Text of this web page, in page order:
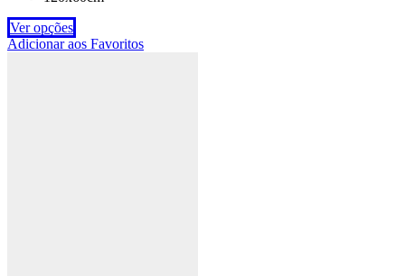
Ver opções
Adicionar aos Favoritos